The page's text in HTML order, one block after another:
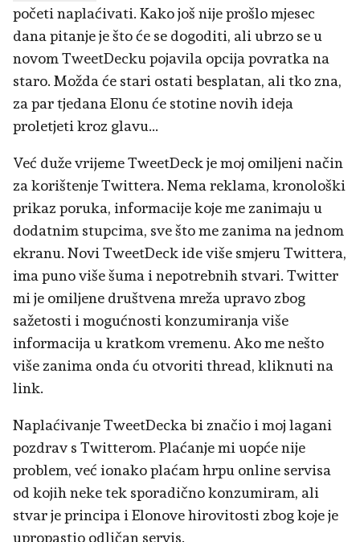
početi naplaćivati. Kako još nije prošlo mjesec
dana pitanje je što će se dogoditi, ali ubrzo se u
novom TweetDecku pojavila opcija povratka na
staro. Možda će stari ostati besplatan, ali tko zna,
za par tjedana Elonu će stotine novih ideja
proletjeti kroz glavu...
Već duže vrijeme TweetDeck je moj omiljeni način
za korištenje Twittera. Nema reklama, kronološki
prikaz poruka, informacije koje me zanimaju u
dodatnim stupcima, sve što me zanima na jednom
ekranu. Novi TweetDeck ide više smjeru Twittera,
ima puno više šuma i nepotrebnih stvari. Twitter
mi je omiljene društvena mreža upravo zbog
sažetosti i mogućnosti konzumiranja više
informacija u kratkom vremenu. Ako me nešto
više zanima onda ću otvoriti thread, kliknuti na
link.
Naplaćivanje TweetDecka bi značio i moj lagani
pozdrav s Twitterom. Plaćanje mi uopće nije
problem, već ionako plaćam hrpu online servisa
od kojih neke tek sporadično konzumiram, ali
stvar je principa i Elonove hirovitosti zbog koje je
upropastio odličan servis.